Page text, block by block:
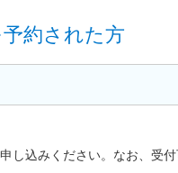
約された方
し込みください。なお、受